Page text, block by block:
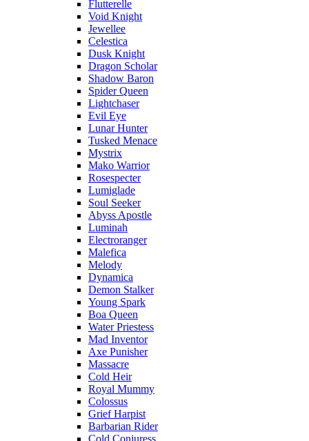
Flutterelle
Void Knight
Jewellee
Celestica
Dusk Knight
Dragon Scholar
Shadow Baron
Spider Queen
Lightchaser
Evil Eye
Lunar Hunter
Tusked Menace
Mystrix
Mako Warrior
Rosespecter
Lumiglade
Soul Seeker
Abyss Apostle
Luminah
Electroranger
Malefica
Melody
Dynamica
Demon Stalker
Young Spark
Boa Queen
Water Priestess
Mad Inventor
Axe Punisher
Massacre
Cold Heir
Royal Mummy
Colossus
Grief Harpist
Barbarian Rider